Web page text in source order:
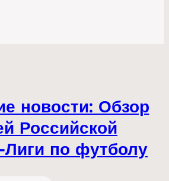
новости: Обзор
Российской
по футболу